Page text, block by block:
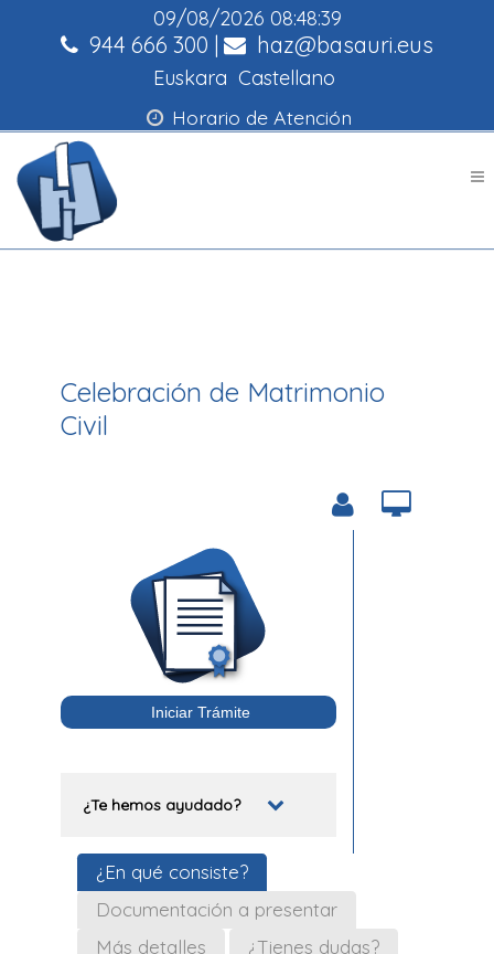
09/08/2026 08:48:39
944 666 300 | haz@basauri.eus
Euskara Castellano
Horario de Atención